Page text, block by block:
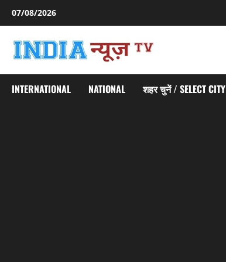
07/08/2026
INTERNATIONAL NATIONAL शहर चुनें / SELECT CITY